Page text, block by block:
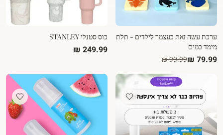
ערכת עשה זאת בעצמך לילדים - תלת
מימד במים
כוס סטנלי STANLEY